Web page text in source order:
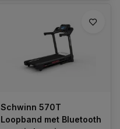
Schwinn 570T
Loopband met Bluetooth